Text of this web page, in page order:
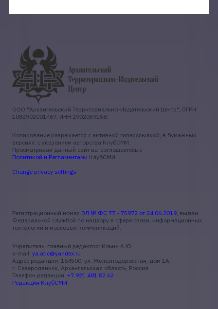
ООО "Архангельский Территориально-Издательский Центр", ОГРН
1082902001467, ИНН 2902059158.
Копирование разрешается с активной гиперссылкой, в бумажных
версиях: с указанием авторства КлубСМИ.
Просматривая данный сайт вы соглашаетесь с
Политикой и Регламентами КлубСМИ.
Change privacy settings
Регистрационный номер ЭЛ № ФС 77 - 75972 от 24.06.2019, выдан
Федеральной службой по надзору в сфере связи, информационных
технологий и массовых коммуникаций.
Учредитель, главный редактор: Ильин А.Ю.
e-mail: ya.atic@yandex.ru
Адрес редакции: 164500, ул. Железнодорожная, дом 1А,
г. Северодвинск, Архангельская область, Россия
Телефон редакции: +7 921 481 82 62
Редакция КлубСМИ